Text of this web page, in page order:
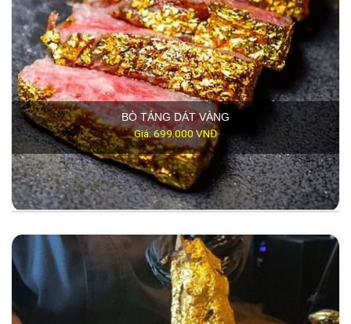
BÒ TẢNG DÁT VÀNG
Giá: 699.000 VNĐ